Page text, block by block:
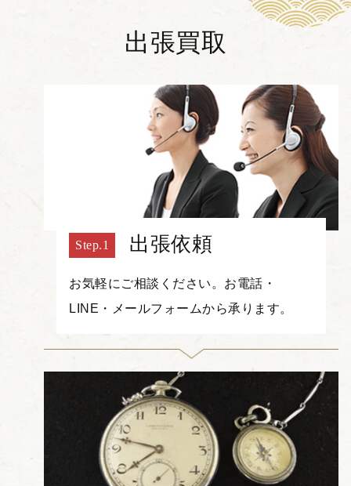
出張買取
出張依頼
お気軽にご相談ください。お電話・
LINE・メールフォームから承ります。